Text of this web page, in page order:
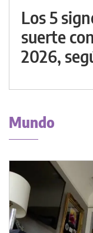
Los 5
suerte
2026,
Mundo